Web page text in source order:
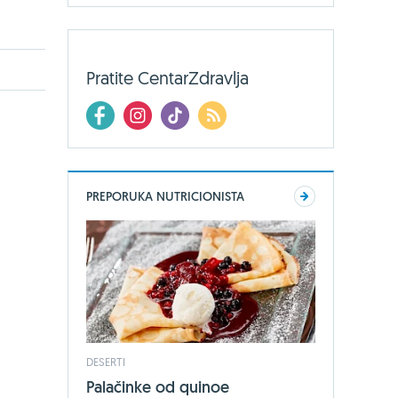
Pratite CentarZdravlja
PREPORUKA NUTRICIONISTA
DESERTI
Palačinke od quinoe